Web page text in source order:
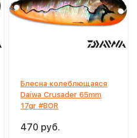
Блесна колеблющаяся
Daiwa Crusader 65mm
17gr #BOR
470 руб.